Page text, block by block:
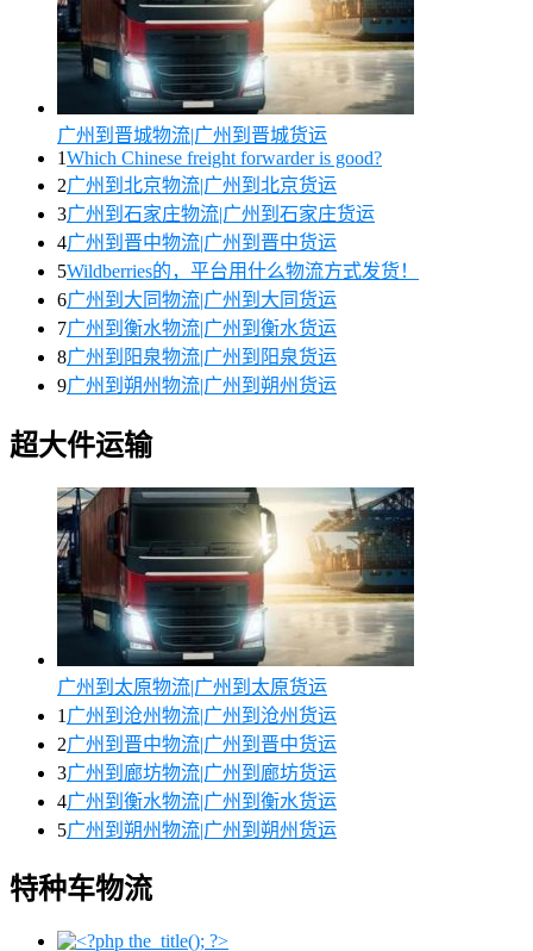
广州到晋城物流|广州到晋城货运
1Which Chinese freight forwarder is good?
2广州到北京物流|广州到北京货运
3广州到石家庄物流|广州到石家庄货运
4广州到晋中物流|广州到晋中货运
5Wildberries的，平台用什么物流方式发货！
6广州到大同物流|广州到大同货运
7广州到衡水物流|广州到衡水货运
8广州到阳泉物流|广州到阳泉货运
9广州到朔州物流|广州到朔州货运
超大件运输
广州到太原物流|广州到太原货运
1 广州到沧州物流|广州到沧州货运
2广州到晋中物流|广州到晋中货运
3广州到廊坊物流|广州到廊坊货运
4广州到衡水物流|广州到衡水货运
5广州到朔州物流|广州到朔州货运
特种车物流